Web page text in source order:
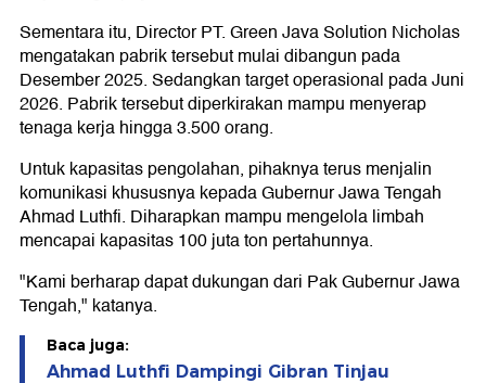
Sementara itu, Director PT. Green Java Solution Nicholas
mengatakan pabrik tersebut mulai dibangun pada
Desember 2025. Sedangkan target operasional pada Juni
2026. Pabrik tersebut diperkirakan mampu menyerap
tenaga kerja hingga 3.500 orang.
Untuk kapasitas pengolahan, pihaknya terus menjalin
komunikasi khususnya kepada Gubernur Jawa Tengah
Ahmad Luthfi. Diharapkan mampu mengelola limbah
mencapai kapasitas 100 juta ton pertahunnya.
"Kami berharap dapat dukungan dari Pak Gubernur Jawa
Tengah," katanya.
Baca juga:
Ahmad Luthfi Dampingi Gibran Tinjau